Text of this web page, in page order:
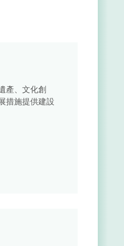
產、文化創
措施提供建設